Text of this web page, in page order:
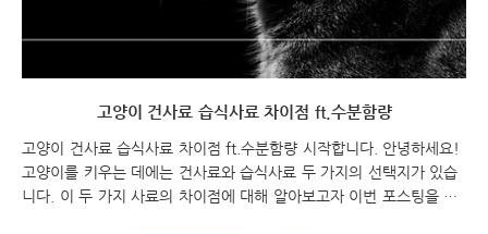
고양이 건사료 습식사료 차이점 ft.수분함량
고양이 건사료 습식사료 차이점 ft.수분함량 시작합니다. 안녕하세요!
고양이를 키우는 데에는 건사료와 습식사료 두 가지의 선택지가 있습
니다. 이 두 가지 사료의 차이점에 대해 알아보고자 이번 포스팅을 시